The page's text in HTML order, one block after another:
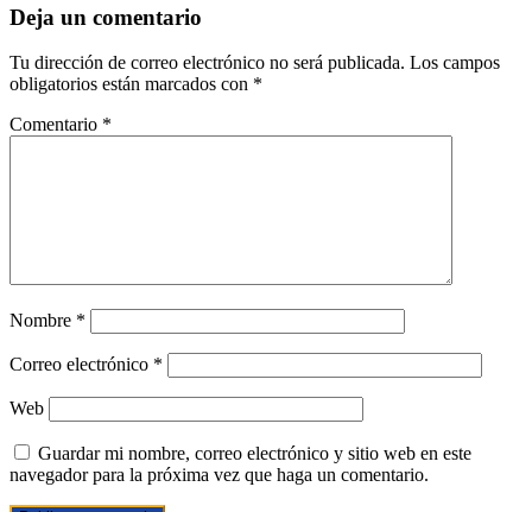
Deja un comentario
Tu dirección de correo electrónico no será publicada. Los campos
obligatorios están marcados con *
Comentario *
Nombre *
Correo electrónico *
Web
Guardar mi nombre, correo electrónico y sitio web en este
navegador para la próxima vez que haga un comentario.